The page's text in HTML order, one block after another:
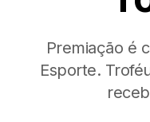
Premiação é
Esporte.